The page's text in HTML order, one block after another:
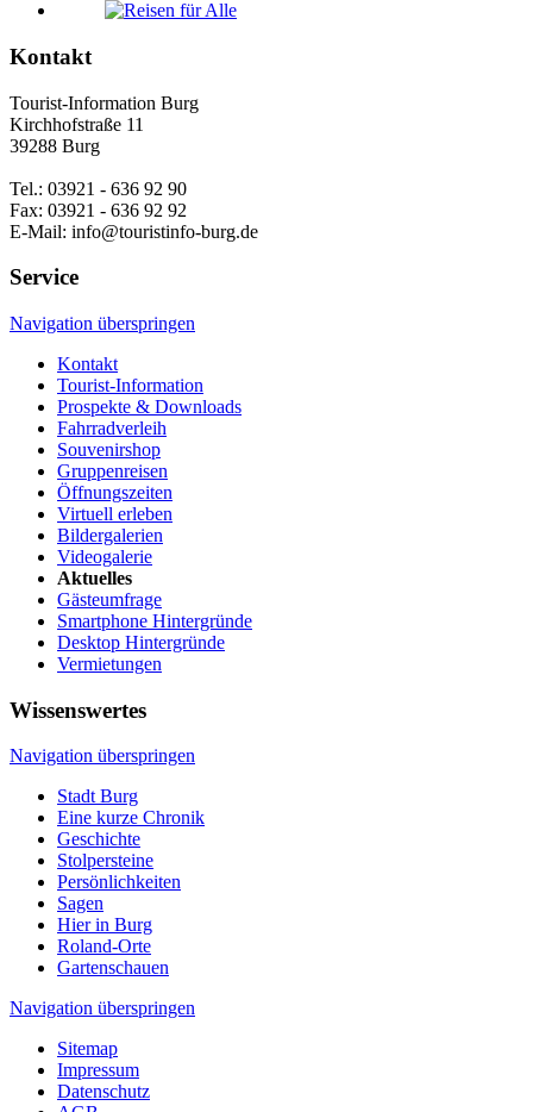
Kontakt
Tourist-Information Burg
Kirchhofstraße 11
39288 Burg
Tel.: 03921 - 636 92 90
Fax: 03921 - 636 92 92
E-Mail: info@touristinfo-burg.de
Service
Navigation überspringen
Kontakt
Tourist-Information
Prospekte & Downloads
Fahrradverleih
Souvenirshop
Gruppenreisen
Öffnungszeiten
Virtuell erleben
Bildergalerien
Videogalerie
Aktuelles
Gästeumfrage
Smartphone Hintergründe
Desktop Hintergründe
Vermietungen
Wissenswertes
Navigation überspringen
Stadt Burg
Eine kurze Chronik
Geschichte
Stolpersteine
Persönlichkeiten
Sagen
Hier in Burg
Roland-Orte
Gartenschauen
Navigation überspringen
Sitemap
Impressum
Datenschutz